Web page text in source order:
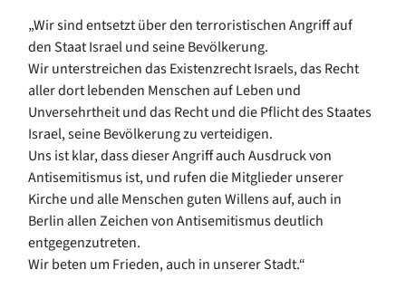
„Wir sind entsetzt über den terroristischen Angriff auf
den Staat Israel und seine Bevölkerung.
Wir unterstreichen das Existenzrecht Israels, das Recht
aller dort lebenden Menschen auf Leben und
Unversehrtheit und das Recht und die Pflicht des Staates
Israel, seine Bevölkerung zu verteidigen.
Uns ist klar, dass dieser Angriff auch Ausdruck von
Antisemitismus ist, und rufen die Mitglieder unserer
Kirche und alle Menschen guten Willens auf, auch in
Berlin allen Zeichen von Antisemitismus deutlich
entgegenzutreten.
Wir beten um Frieden, auch in unserer Stadt.“